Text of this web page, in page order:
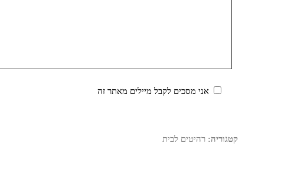
אני מסכים לקבל מיילים מאתר זה
קטגוריה: רהיטים לבית